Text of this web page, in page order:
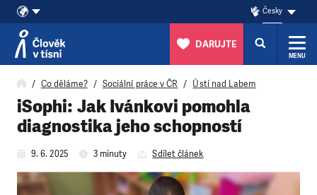
Přeskočit na obsah
Česky
DARUJTE
MENU
Co děláme? Sociální práce v ČR Ústí nad Labem
iSophi: Jak Ivánkovi pomohla
diagnostika jeho schopností
9. 6. 2025 3 minuty Sdílet článek